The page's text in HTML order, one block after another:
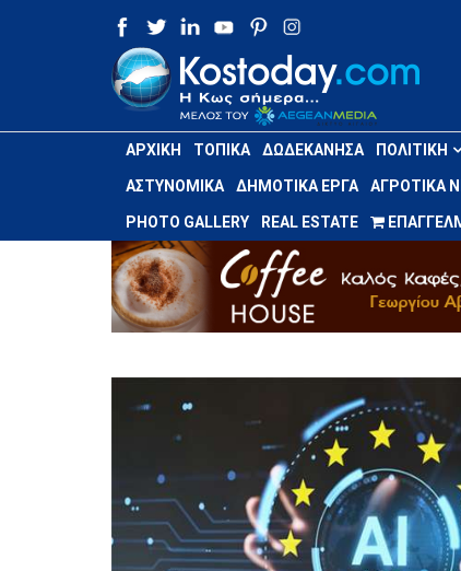
ΑΡΧΙΚΉ ΤΟΠΙΚΆ ΔΩΔΕΚΆΝΗΣΑ ΠΟΛΙΤΙΚΉ
ΑΣΤΥΝΟΜΙΚΆ ΔΗΜΟΤΙΚΆ ΈΡΓΑ ΑΓΡΟΤΙΚΆ
PHOTO GALLERY REAL ESTATE